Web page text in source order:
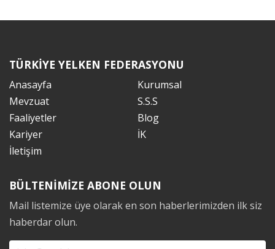
TÜRKİYE YELKEN FEDERASYONU
Anasayfa
Kurumsal
Mevzuat
S.S.S
Faaliyetler
Blog
Kariyer
İK
İletişim
BÜLTENİMİZE ABONE OLUN
Mail listemize üye olarak en son haberlerimizden ilk siz
haberdar olun.